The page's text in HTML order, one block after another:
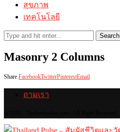
สุขภาพ
เทคโนโลยี
Search
Masonry 2 Columns
Share FacebookTwitterPinterestEmail
ถามเรา